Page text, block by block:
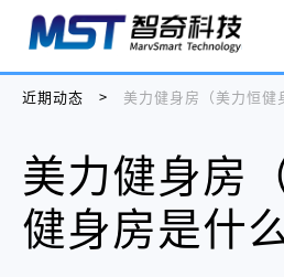
近期动态 > 美力健身房（美力恒健
美力健身房
健身房是什么